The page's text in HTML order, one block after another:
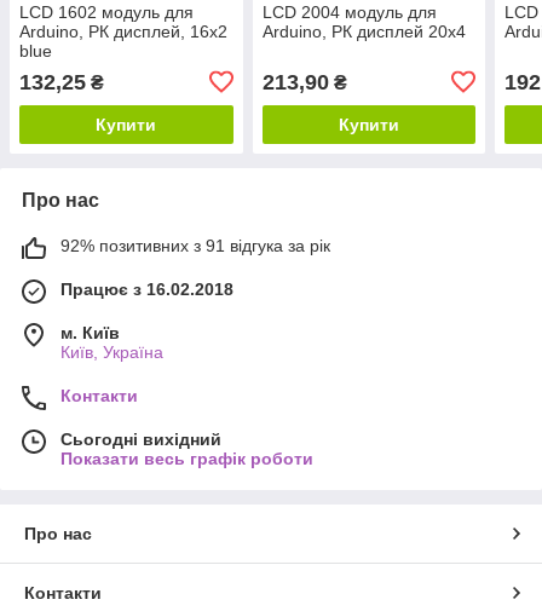
LCD 1602 модуль для
Arduino, РК дисплей, 16х2
blue
132,25 ₴
Купити
LCD 2004 модуль для
Arduino, РК дисплей 20х4
213,90₴
Купити
Про нас
92% позитивних з 91 відгука за рік
Працює з 16.02.2018
м. Київ
Київ, Україна
Контакти
Сьогодні вихідний
Показати весь графік роботи
Про нас
Контакти